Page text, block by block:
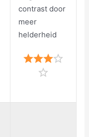
contrast door
meer
helderheid